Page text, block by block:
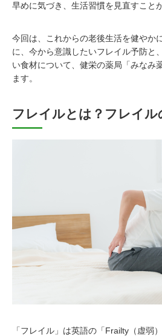
早めに気づき、生活習慣を見直すこと
今回は、これからの老後生活を健やか
に、今から意識したいフレイル予防と
い食材について、健栄の薬局「みなみ
ます。
フレイルとは？フレイル
「フレイル」は英語の「Frailty（虚弱